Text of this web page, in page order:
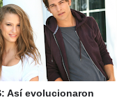
Así evolucionaron